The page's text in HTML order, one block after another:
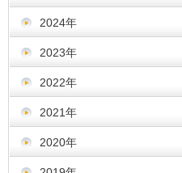
2024年
2023年
2022年
2021年
2020年